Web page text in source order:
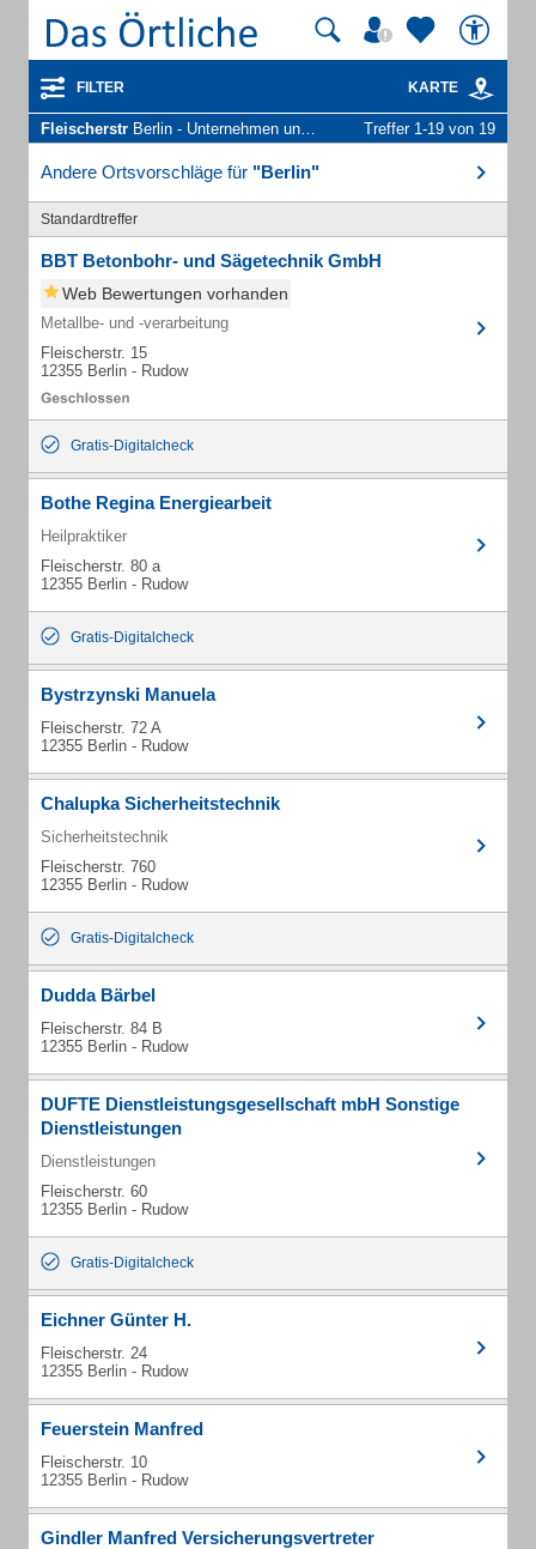
FILTER KARTE
Fleischerstr Berlin - Unternehmen und Personen Treffer 1-19 von 19
Andere Ortsvorschläge für "Berlin"
Standardtreffer
BBT Betonbohr- und Sägetechnik GmbH
Web Bewertungen vorhanden
Metallbe- und -verarbeitung
Fleischerstr. 15
12355 Berlin - Rudow
Gratis-Digitalcheck
Bothe Regina Energiearbeit
Heilpraktiker
Fleischerstr. 80 a
12355 Berlin - Rudow
Gratis-Digitalcheck
Bystrzynski Manuela
Fleischerstr. 72 A
12355 Berlin - Rudow
Chalupka Sicherheitstechnik
Sicherheitstechnik
Fleischerstr. 760
12355 Berlin - Rudow
Gratis-Digitalcheck
Dudda Bärbel
Fleischerstr. 84 B
12355 Berlin - Rudow
DUFTE Dienstleistungsgesellschaft mbH Sonstige
Dienstleistungen
Dienstleistungen
Fleischerstr. 60
12355 Berlin - Rudow
Gratis-Digitalcheck
Eichner Günter H.
Fleischerstr. 24
12355 Berlin - Rudow
Feuerstein Manfred
Fleischerstr. 10
12355 Berlin - Rudow
Gindler Manfred Versicherungsvertreter